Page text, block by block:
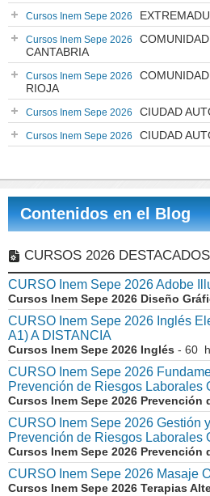
Cursos Inem Sepe 2026
Cursos Inem Sepe 2026
CANTABRIA
Cursos Inem Sepe 2026
RIOJA
Cursos Inem Sepe 2026 CIUDAD
Cursos Inem Sepe 2026 CIUDAD
Contenidos en el Blog
CURSOS 2026 DESTACADOS
CURSO Inem Sepe 2026 Adobe
Cursos Inem Sepe 2026 Diseño
CURSO Inem Sepe 2026 Inglés
A1) A DISTANCIA
Cursos Inem Sepe 2026 Inglés - 60
CURSO Inem Sepe 2026
Prevención de Riesgos Laborales
Cursos Inem Sepe 2026 Prevención
CURSO Inem Sepe 2026 Gestión
Prevención de Riesgos Laborales
Cursos Inem Sepe 2026 Prevención
CURSO Inem Sepe 2026 Masaje
Cursos Inem Sepe 2026 Terapias